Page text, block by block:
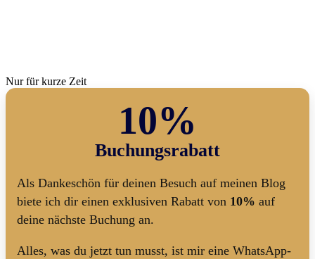
Nur für kurze Zeit
10%
Buchungsrabatt
Als Dankeschön für deinen Besuch auf meinen Blog
biete ich dir einen exklusiven Rabatt von 10% auf
deine nächste Buchung an.
Alles, was du jetzt tun musst, ist mir eine WhatsApp-